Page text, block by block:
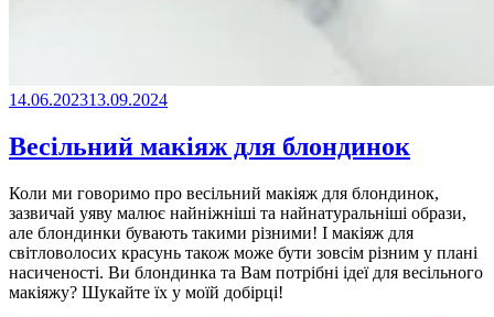
14.06.202313.09.2024
Весільний макіяж для блондинок
Коли ми говоримо про весільний макіяж для блондинок,
зазвичай уяву малює найніжніші та найнатуральніші образи,
але блондинки бувають такими різними! І макіяж для
світловолосих красунь також може бути зовсім різним у плані
насиченості. Ви блондинка та Вам потрібні ідеї для весільного
макіяжу? Шукайте їх у моїй добірці!